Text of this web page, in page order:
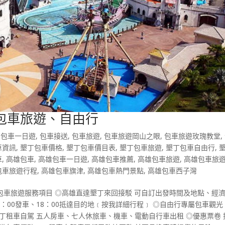
車旅遊、自由行
包車一日遊,包車接送,包車旅遊,包車旅遊岡山之眼,包車旅遊玫瑰教堂,
訊, 墾丁包車價格, 墾丁包車價目表, 墾丁包車旅遊, 墾丁包車自由行,
,高雄包車,高雄包車一日遊,高雄包車推薦,高雄包車旅遊,高雄包車旅
車旅遊行程,高雄包車旗津,高雄包車熱門景點,高雄包車西子灣
旅遊服務項目 ◎高雄直達墾丁來回接駁 可自訂出發時間及地點、經
00發車、18：00抵達目的地﹝按我詳細行程﹞ ◎自由行專屬包車觀光
租車自駕 五人房車、七人休旅車、機車、電動自行車出租 ◎優惠票卷